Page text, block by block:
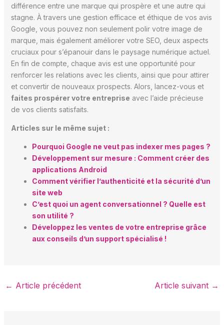
différence entre une marque qui prospère et une autre qui
stagne. À travers une gestion efficace et éthique de vos avis
Google, vous pouvez non seulement polir votre image de
marque, mais également améliorer votre SEO, deux aspects
cruciaux pour s’épanouir dans le paysage numérique actuel.
En fin de compte, chaque avis est une opportunité pour
renforcer les relations avec les clients, ainsi que pour attirer
et convertir de nouveaux prospects. Alors, lancez-vous et
faites prospérer votre entreprise avec l’aide précieuse
de vos clients satisfaits.
Articles sur le même sujet :
Pourquoi Google ne veut pas indexer mes pages ?
Développement sur mesure : Comment créer des
applications Android
Comment vérifier l’authenticité et la sécurité d’un
site web
C’est quoi un agent conversationnel ? Quelle est
son utilité ?
Développez les ventes de votre entreprise grâce
aux conseils d’un support spécialisé !
← Article précédent Article suivant →